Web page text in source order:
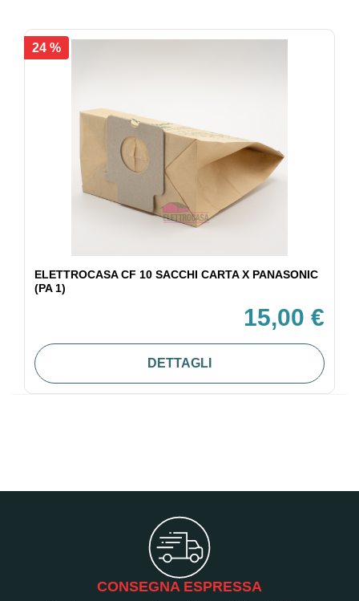
24 %
ELETTROCASA CF 10 SACCHI CARTA X PANASONIC
(PA 1)
15,00 €
DETTAGLI
CONSEGNA ESPRESSA